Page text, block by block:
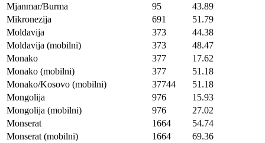
Mjanmar/Burma
95
43.89
Mikronezija
691
51.79
Moldavija
373
44.38
Moldavija (mobilni)
373
48.47
Monako
377
17.62
Monako (mobilni)
377
51.18
Monako/Kosovo (mobilni)
37744
51.18
Mongolija
976
15.93
Mongolija (mobilni)
976
27.02
Monserat
1664
54.74
Monserat (mobilni)
1664
69.36